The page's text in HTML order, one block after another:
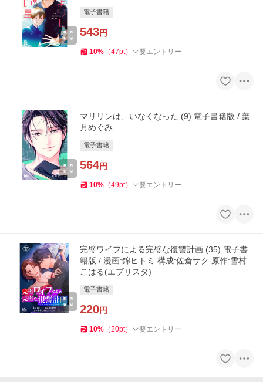
電子書籍
543円
10% （47pt） 要エントリー
マリリンは、いなくなった (9) 電子書籍版 / 葉
月めぐみ
電子書籍
564円
10% （49pt） 要エントリー
完璧ワイフによる完璧な復讐計画 (35) 電子書
籍版 / 漫画:錦ヒトミ 構成:佐倉サク 原作:雪村
こはる(エブリスタ)
電子書籍
220円
10% （20pt） 要エントリー